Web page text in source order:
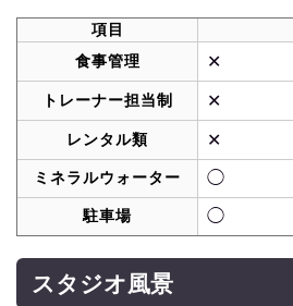
項目
食事管理
✕
トレーナー担当制 ✕
レンタル類 ✕
ミネラルウォーター ◯
駐車場 ◯
スタジオ風景